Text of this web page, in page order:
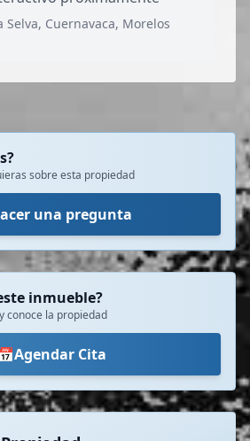
Selva, Cuernavaca, Morelos
sobre esta propiedad
una pregunta
inmueble?
conoce la propiedad
Agendar Cita